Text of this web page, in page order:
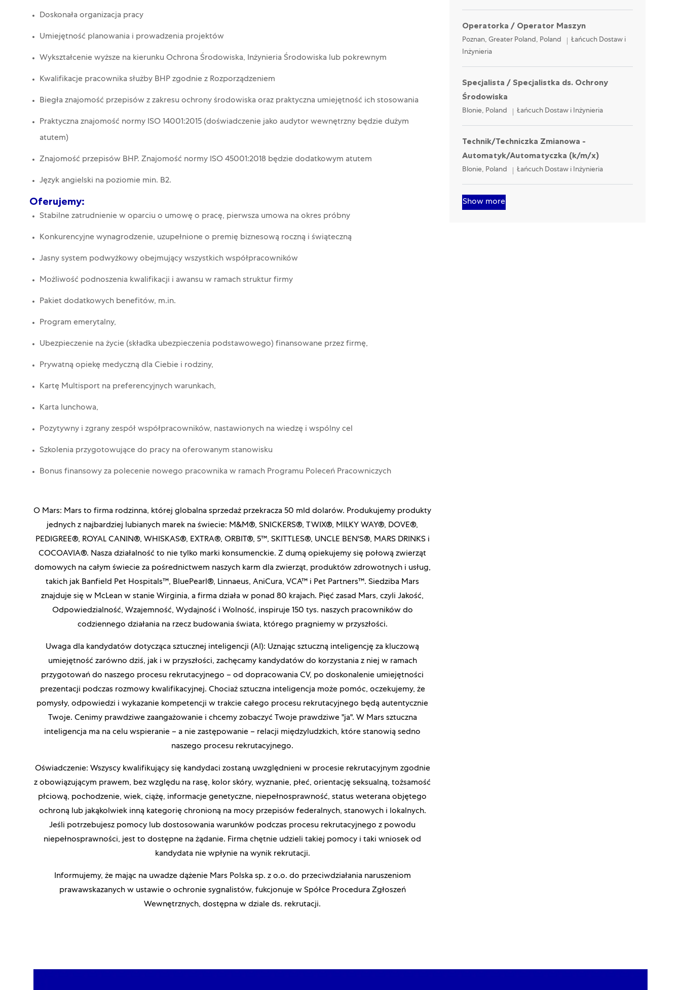
Doskonała organizacja pracy
Umiejętność planowania i prowadzenia projektów
Wykształcenie wyższe na kierunku Ochrona Środowiska, Inżynieria Środowiska lub pokrewnym
Kwalifikacje pracownika służby BHP zgodnie z Rozporządzeniem
Biegła znajomość przepisów z zakresu ochrony środowiska oraz praktyczna umiejętność ich stosowania
Praktyczna znajomość normy ISO 14001:2015 (doświadczenie jako audytor wewnętrzny będzie dużym
atutem)
Znajomość przepisów BHP. Znajomość normy ISO 45001:2018 będzie dodatkowym atutem
Język angielski na poziomie min. B2.
Oferujemy:
Stabilne zatrudnienie w oparciu o umowę o pracę, pierwsza umowa na okres próbny
Konkurencyjne wynagrodzenie, uzupełnione o premię biznesową roczną i świąteczną
Jasny system podwyżkowy obejmujący wszystkich współpracowników
Możliwość podnoszenia kwalifikacji i awansu w ramach struktur firmy
Pakiet dodatkowych benefitów, m.in.
Program emerytalny,
Ubezpieczenie na życie (składka ubezpieczenia podstawowego) finansowane przez firmę,
Prywatną opiekę medyczną dla Ciebie i rodziny,
Kartę Multisport na preferencyjnych warunkach,
Karta lunchowa,
Pozytywny i zgrany zespół współpracowników, nastawionych na wiedzę i wspólny cel
Szkolenia przygotowujące do pracy na oferowanym stanowisku
Bonus finansowy za polecenie nowego pracownika w ramach Programu Poleceń Pracowniczych
O Mars: Mars to firma rodzinna, której globalna sprzedaż przekracza 50 mld dolarów. Produkujemy produkty
jednych z najbardziej lubianych marek na świecie: M&M®, SNICKERS®, TWIX®, MILKY WAY®, DOVE®,
PEDIGREE®, ROYAL CANIN®, WHISKAS®, EXTRA®, ORBIT®, 5™, SKITTLES®, UNCLE BEN'S®, MARS DRINKS i
COCOAVIA®. Nasza działalność to nie tylko marki konsumenckie. Z dumą opiekujemy się połową zwierząt
domowych na całym świecie za pośrednictwem naszych karm dla zwierząt, produktów zdrowotnych i usług,
takich jak Banfield Pet Hospitals™, BluePearl®, Linnaeus, AniCura, VCA™ i Pet Partners™. Siedziba Mars
znajduje się w McLean w stanie Wirginia, a firma działa w ponad 80 krajach. Pięć zasad Mars, czyli Jakość,
Odpowiedzialność, Wzajemność, Wydajność i Wolność, inspiruje 150 tys. naszych pracowników do
codziennego działania na rzecz budowania świata, którego pragniemy w przyszłości.
Uwaga dla kandydatów dotycząca sztucznej inteligencji (AI): Uznając sztuczną inteligencję za kluczową
umiejętność zarówno dziś, jak i w przyszłości, zachęcamy kandydatów do korzystania z niej w ramach
przygotowań do naszego procesu rekrutacyjnego – od dopracowania CV, po doskonalenie umiejętności
prezentacji podczas rozmowy kwalifikacyjnej. Chociaż sztuczna inteligencja może pomóc, oczekujemy, że
pomysły, odpowiedzi i wykazanie kompetencji w trakcie całego procesu rekrutacyjnego będą autentycznie
Twoje. Cenimy prawdziwe zaangażowanie i chcemy zobaczyć Twoje prawdziwe "ja". W Mars sztuczna
inteligencja ma na celu wspieranie – a nie zastępowanie – relacji międzyludzkich, które stanowią sedno
naszego procesu rekrutacyjnego.
Oświadczenie: Wszyscy kwalifikujący się kandydaci zostaną uwzględnieni w procesie rekrutacyjnym zgodnie
z obowiązującym prawem, bez względu na rasę, kolor skóry, wyznanie, płeć, orientację seksualną, tożsamość
płciową, pochodzenie, wiek, ciążę, informacje genetyczne, niepełnosprawność, status weterana objętego
ochroną lub jakąkolwiek inną kategorię chronioną na mocy przepisów federalnych, stanowych i lokalnych.
Jeśli potrzebujesz pomocy lub dostosowania warunków podczas procesu rekrutacyjnego z powodu
niepełnosprawności, jest to dostępne na żądanie. Firma chętnie udzieli takiej pomocy i taki wniosek od
kandydata nie wpłynie na wynik rekrutacji.
Informujemy, że mając na uwadze dążenie Mars Polska sp. z o.o. do przeciwdziałania naruszeniom
prawawskazanych w ustawie o ochronie sygnalistów, fukcjonuje w Spółce Procedura Zgłoszeń
Wewnętrznych, dostępna w dziale ds. rekrutacji.
Operatorka / Operator Maszyn
Location
Poznan, Greater Poland, Poland Category
Łańcuch Dostaw i
Inżynieria
Specjalista / Specjalistka ds. Ochrony
Środowiska
Location
Blonie, Poland Category
Łańcuch Dostaw i Inżynieria
Technik/Techniczka Zmianowa -
Automatyk/Automatyczka (k/m/x)
Location
Blonie, Poland Category
Łańcuch Dostaw i Inżynieria
Show more